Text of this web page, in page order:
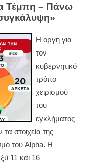
Τέμπη – Πάνω
Η οργή για
τον
κυβερνητικό
τρόπο
χειρισμού
του
εγκλήματος
στοιχεία της
του Alpha. Η
11 και 16